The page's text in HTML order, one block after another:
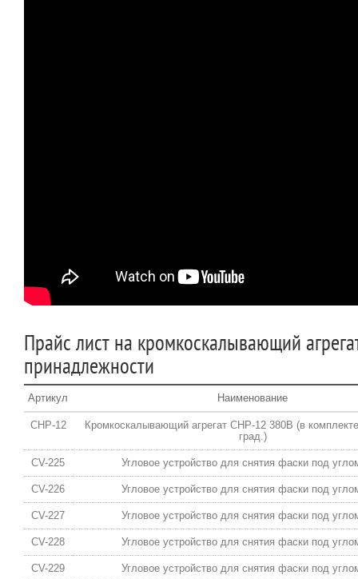
Прайс лист на кромкоскалывающий
принадлежности
Артикул Наименование
CHP-12
Кромкоскалывающий агрегат СНР-12 380В (в
град.)
CV-225 Угловое устройство для снятия фаски под
CV-226 Угловое устройство для снятия фаски под
CV-227 Угловое устройство для снятия фаски под
CV-228 Угловое устройство для снятия фаски под
CV-229 Угловое устройство для снятия фаски под